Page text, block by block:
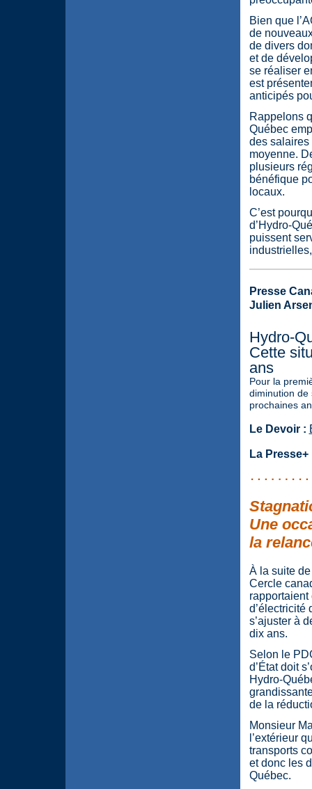
Bien que
de
de divers
et de
se réaliser
est
anticipés
Rappelons
Québec
des salaires
moyenne.
plusieurs
bénéfique
locaux.
C’est
d’Hydro-
puissent
Presse
Julien
Hydro-
Cette
ans
Pour la
diminution de
prochaines
Le Devoir :
La Presse+
Une
la
À la suite
Cercle
rapportaient
d’électricité
s’ajuster à
dix ans.
Selon le
d’État doit
Hydro-
de la
Monsieur
l’extérieur
transports
et donc les
Québec.